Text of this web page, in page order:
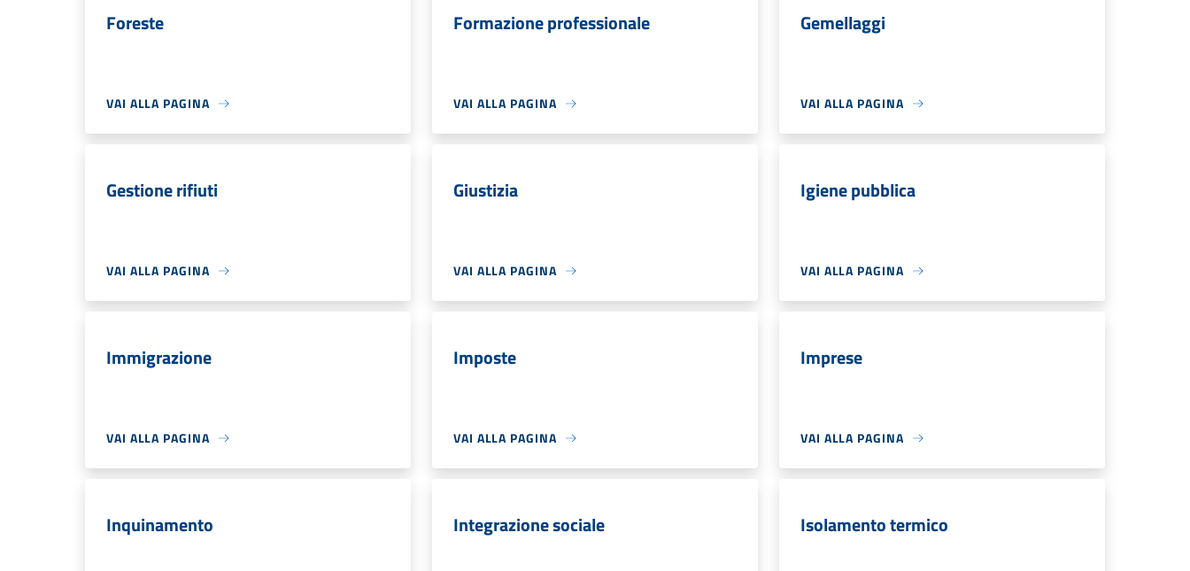
Foreste
VAI ALLA PAGINA
Formazione professionale
VAI ALLA PAGINA
Gemellaggi
VAI ALLA PAGINA
Gestione rifiuti
VAI ALLA PAGINA
Giustizia
VAI ALLA PAGINA
Igiene pubblica
VAI ALLA PAGINA
Immigrazione
VAI ALLA PAGINA
Imposte
VAI ALLA PAGINA
Imprese
VAI ALLA PAGINA
Inquinamento Integrazione sociale Isolamento termico